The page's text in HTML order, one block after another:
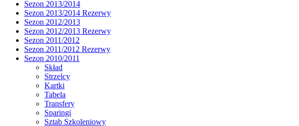
Sezon 2013/2014
Sezon 2013/2014 Rezerwy
Sezon 2012/2013
Sezon 2012/2013 Rezerwy
Sezon 2011/2012
Sezon 2011/2012 Rezerwy
Sezon 2010/2011
Skład
Strzelcy
Kartki
Tabela
Transfery
Sparingi
Sztab Szkoleniowy